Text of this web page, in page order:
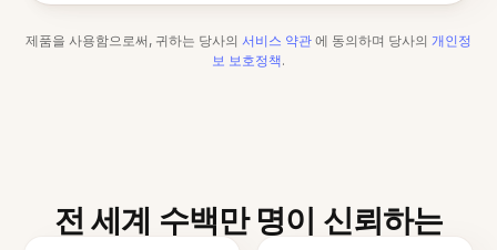
제품을 사용함으로써, 귀하는 당사의 서비스 약관 에 동의하며 당사의 개인정
보 보호정책.
전 세계 수백만 명이 신뢰하는